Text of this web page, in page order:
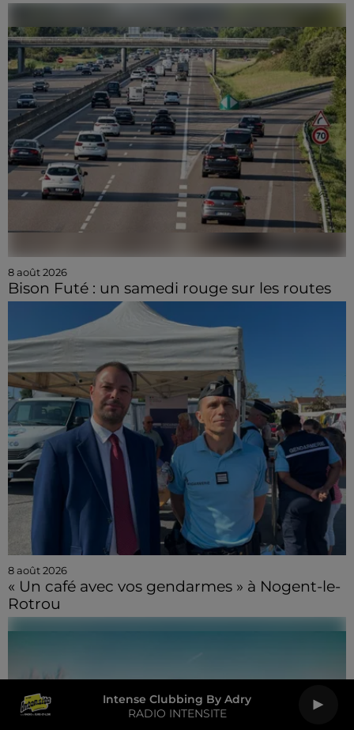
Intense Clubbing By Adry
RADIO INTENSITE
8 août 2026
Bison Futé : un samedi rouge sur les routes
8 août 2026
« Un café avec vos gendarmes » à Nogent-le-
Rotrou